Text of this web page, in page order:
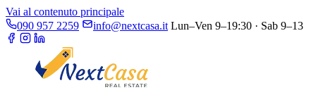
Vai al contenuto principale
090 957 2259
info@nextcasa.it Lun–Ven 9–19:30 · Sab 9–13